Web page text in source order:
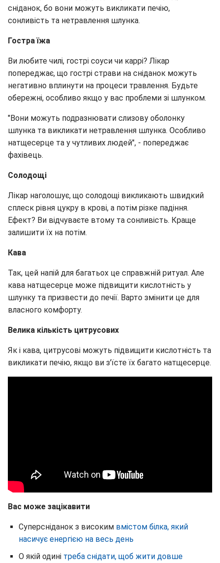
сніданок, бо вони можуть викликати печію,
сонливість та нетравлення шлунка.
Гостра їжа
Ви любите чилі, гострі соуси чи каррі? Лікар
попереджає, що гострі страви на сніданок можуть
негативно вплинути на процеси травлення. Будьте
обережні, особливо якщо у вас проблеми зі шлунком.
"Вони можуть подразнювати слизову оболонку
шлунка та викликати нетравлення шлунка. Особливо
натщесерце та у чутливих людей", - попереджає
фахівець.
Солодощі
Лікар наголошує, що солодощі викликають швидкий
сплеск рівня цукру в крові, а потім різке падіння.
Ефект? Ви відчуваєте втому та сонливість. Краще
залишити їх на потім.
Кава
Так, цей напій для багатьох це справжній ритуал. Але
кава натщесерце може підвищити кислотність у
шлунку та призвести до печії. Варто змінити це для
власного комфорту.
Велика кількість цитрусових
Як і кава, цитрусові можуть підвищити кислотність та
викликати печію, якщо ви з'їсте їх багато натщесерце.
Вас може зацікавити
Суперсніданок з високим вмістом білка, який
насичує енергією на весь день
О якій одині треба снідати, щоб жити довше